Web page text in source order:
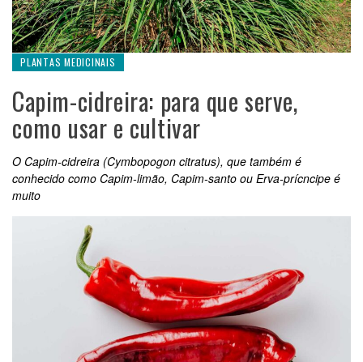
PLANTAS MEDICINAIS
Capim-cidreira: para que serve,
como usar e cultivar
O Capim-cidreira (Cymbopogon citratus), que também é
conhecido como Capim-limão, Capim-santo ou Erva-prícncipe é
muito